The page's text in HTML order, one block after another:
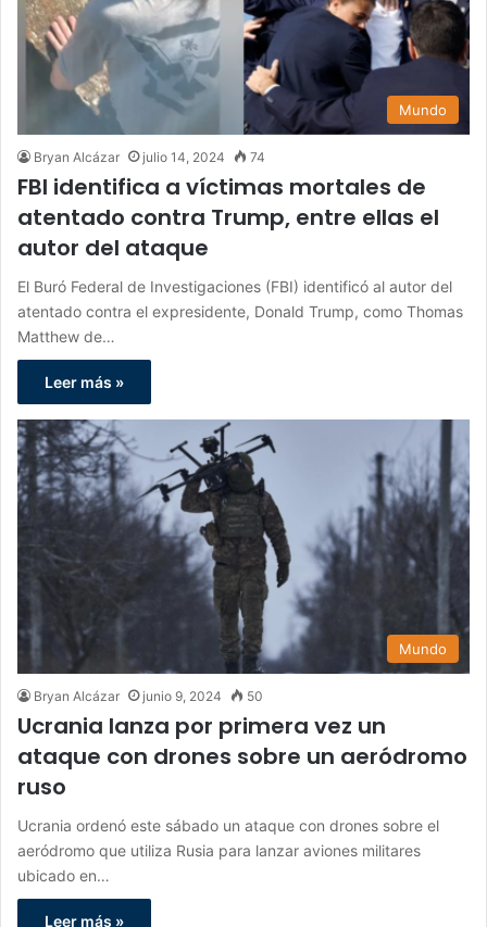
Mundo
Bryan Alcázar julio 14, 2024 74
FBI identifica a víctimas mortales de
atentado contra Trump, entre ellas el
autor del ataque
El Buró Federal de Investigaciones (FBI) identificó al autor del
atentado contra el expresidente, Donald Trump, como Thomas
Matthew de…
Leer más »
Mundo
Bryan Alcázar junio 9, 2024 50
Ucrania lanza por primera vez un
ataque con drones sobre un aeródromo
ruso
Ucrania ordenó este sábado un ataque con drones sobre el
aeródromo que utiliza Rusia para lanzar aviones militares
ubicado en…
Leer más »